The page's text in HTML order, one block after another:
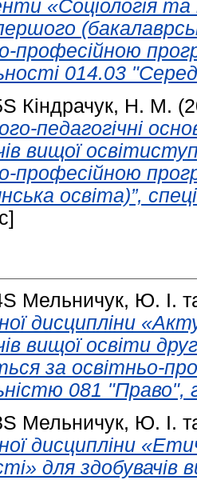
«Соціологія та
професійною
014.03
Кіндрачук, Н. М.
педагогічні
вищої
професійною
освіта)”,
Мельничук, Ю. І.
дисципліни
вищої освіти
за освітньо-
081 "Право",
Мельничук, Ю. І.
дисципліни
для